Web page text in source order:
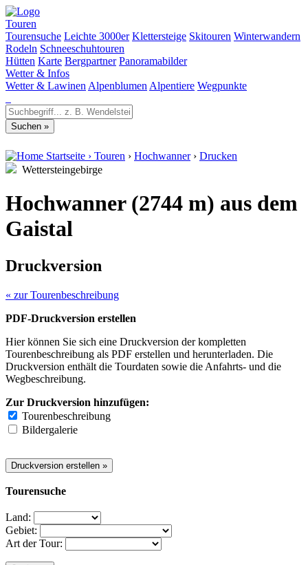
Touren
Tourensuche Leichte 3000er Klettersteige Skitouren Winterwandern
Rodeln Schneeschuhtouren
Hütten Karte Bergpartner Panoramabilder
Wetter & Infos
Wetter & Lawinen Alpenblumen Alpentiere Wegpunkte
Startseite › Touren › Hochwanner › Drucken
Wettersteingebirge
Hochwanner (2744 m) aus dem
Gaistal
Druckversion
« zur Tourenbeschreibung
PDF-Druckversion erstellen
Hier können Sie sich eine Druckversion der kompletten
Tourenbeschreibung als PDF erstellen und herunterladen. Die
Druckversion enthält die Tourdaten sowie die Anfahrts- und die
Wegbeschreibung.
Zur Druckversion hinzufügen:
Tourenbeschreibung
Bildergalerie
Tourensuche
Land:
Gebiet:
Art der Tour: